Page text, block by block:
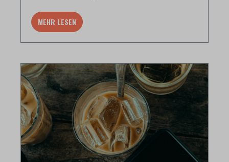
MEHR LESEN